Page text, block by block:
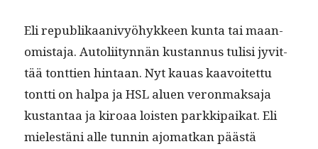
Eli repub­likaanivyöhyk­keen kun­ta tai maan­
omis­ta­ja. Autoli­ityn­nän kus­tan­nus tulisi jyvit­
tää tont­tien hin­taan. Nyt kauas kaavoitet­tu
tont­ti on hal­pa ja HSL alu­en veron­mak­sa­ja
kus­tan­taa ja kiroaa lois­t­en parkkipaikat. Eli
mielestäni alle tun­nin ajo­matkan päästä